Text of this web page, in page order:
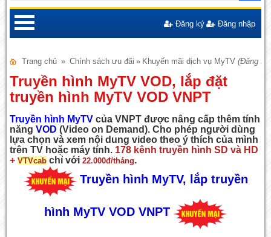
Đăng ký Đăng nhập
Trang chủ » Chính sách ưu đãi » Khuyến mãi dịch vụ MyTV (Đăng
Truyền hình MyTV VOD, lắp đặt
truyền hình MyTV VOD VNPT
Truyền hình MyTV của VNPT được nâng cấp thêm tính
năngVOD (Video on Demand). Cho phép người dùng
lựa chọn và xem nội dung video theo ý thích của mình
trên TV hoặc máy tính. 178 kênh truyền hình SD và HD
+VTVcab chỉ với 22.000đ/tháng.
Truyền hình MyTV, lắp truyền
hình MyTV VOD VNPT